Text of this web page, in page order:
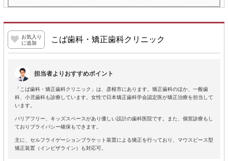
お気入り
に追加
こば歯科・矯正歯科クリニック
担当者よりおすすめポイント
「こば歯科・矯正歯科クリニック」は、彦根市にあります。矯正歯科のほか、一般歯
科、小児歯科も診療しています。女性で日本矯正歯科学会認定医が矯正治療を担当して
います。
バリアフリー、キッズスペースがあり優しい設計の歯科医院です。また、個室診療もし
ておりプライバシー確保もできます。
主に、セルフライゲーションブラケット装置による矯正を行っており、マウスピース型
矯正装置（インビザライン）も対応可。